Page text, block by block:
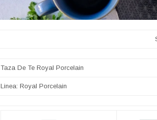
Sobre Nuestro
Taza De Te Royal Porcelain
Linea: Royal Porcelain